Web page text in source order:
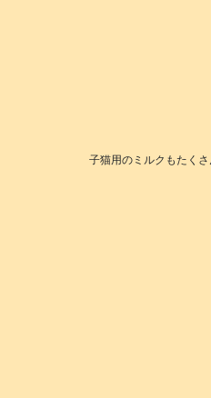
子猫用のミルクもたく